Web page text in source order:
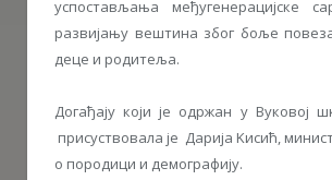
успостављања међугенерацијске
развијању вештина због боље
деце и родитеља.
Догађају који је одржан у Вуковој
присуствовала је Дарија Kисић,
о породици и демографију.